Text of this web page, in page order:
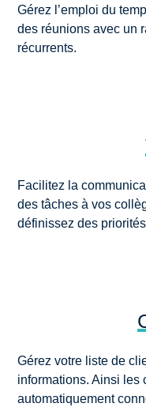
Gérez l’emploi du
des réunions avec un
récurrents.
Facilitez la
des tâches à vos
définissez des
Gérez votre liste de
informations. Ainsi les
automatiquement